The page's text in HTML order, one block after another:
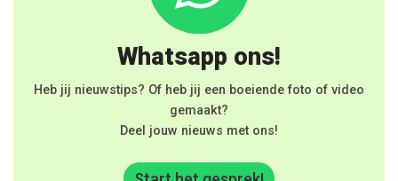
Whatsapp ons!
Heb jij nieuwstips? Of heb jij een boeiende foto of video
gemaakt?
Deel jouw nieuws met ons!